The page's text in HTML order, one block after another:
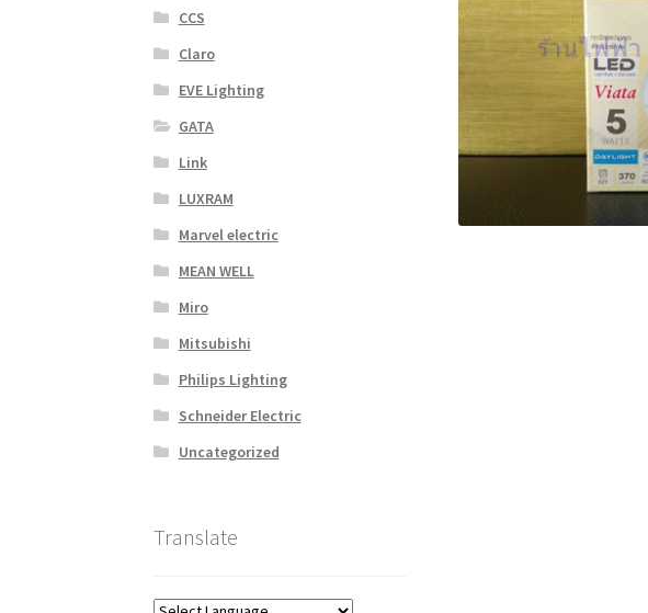
CCS
Claro
EVE Lighting
GATA
Link
LUXRAM
Marvel electric
MEAN WELL
Miro
Mitsubishi
Philips Lighting
Schneider Electric
Uncategorized
Translate